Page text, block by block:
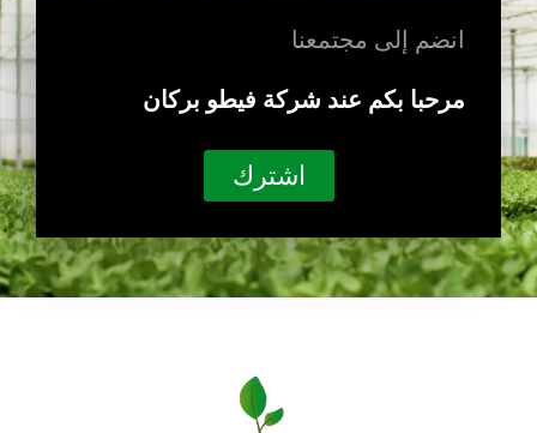
انضم إلى مجتمعنا
مرحبا بكم عند شركة فيطو بركان
اشترك